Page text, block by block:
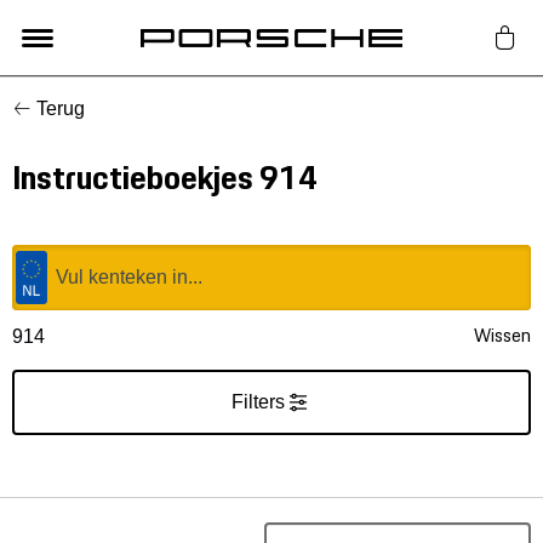
Lifestyle
Auto Accessoires
Classic
Nieuw
Terug
Instructieboekjes 914
914 Wissen
Filters